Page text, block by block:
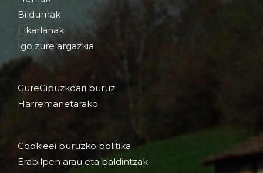
Bildumak
Elkarlanak
Igo zure argazkia
GureGipuzkoari buruz
Harremanetarako
Cookieei buruzko politika
Erabilpen arau eta baldintzak